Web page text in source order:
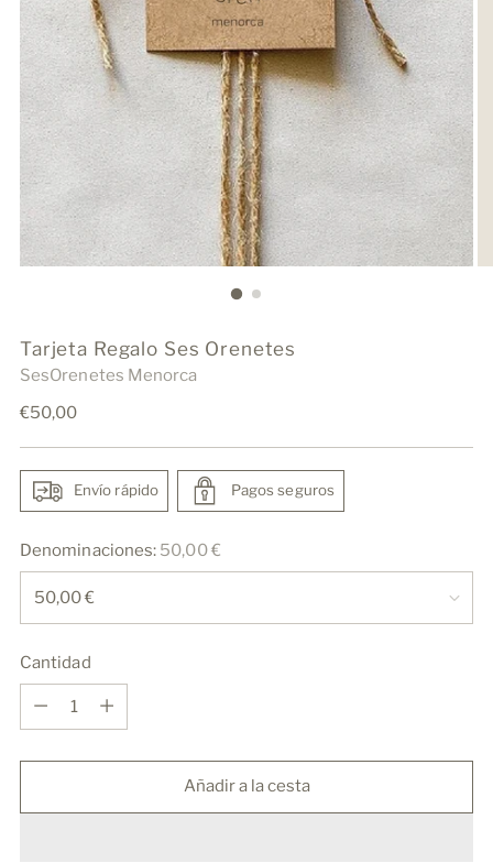
Tarjeta Regalo Ses Orenetes
SesOrenetes Menorca
Precio
€50,00
Envío rápido Pagos seguros
Denominaciones: 50,00 €
Cantidad
Cantidad
Añadir a la cesta